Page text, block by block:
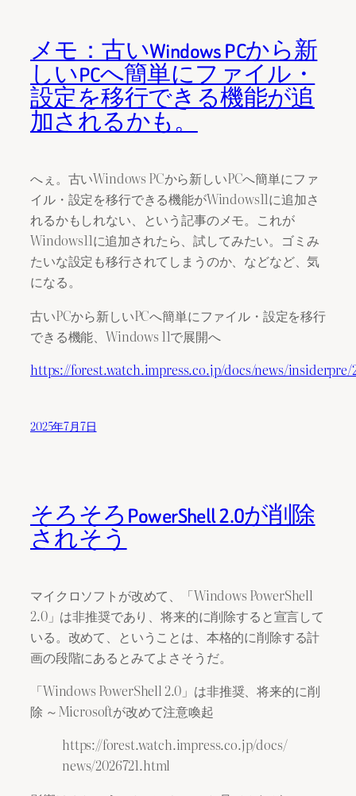
メモ：古いWindows PCから新
しいPCへ簡単にファイル・
設定を移行できる機能が追
加されるかも。
へぇ。古いWindows PCから新しいPCへ簡単にファ
イル・設定を移行できる機能がWindows11に追加さ
れるかもしれない、という記事のメモ。これが
Windows11に追加されたら、試してみたい。ゴミみ
たいな設定も移行されてしまうのか、などなど、気
になる。
古いPCから新しいPCへ簡単にファイル・設定を移行
できる機能、Windows 11で展開へ
https://forest.watch.impress.co.jp/docs/news/insiderpre/
2025年7月7日
そろそろPowerShell 2.0が削除
されそう
マイクロソフトが改めて、「Windows PowerShell
2.0」は非推奨であり、将来的に削除すると宣言して
いる。改めて、ということは、本格的に削除する計
画の段階にあるとみてよさそうだ。
「Windows PowerShell 2.0」は非推奨、将来的に削
除 ～Microsoftが改めて注意喚起
https://forest.watch.impress.co.jp/docs/
news/2026721.html